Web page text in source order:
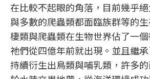
在比較不起眼的角落，目前幾乎
與多數的爬蟲類都面臨族群等的
棲類與爬蟲類在生物世界佔了一個
祂們從四億年前就出現。並且繼承
持續衍生出鳥類與哺乳類，許多